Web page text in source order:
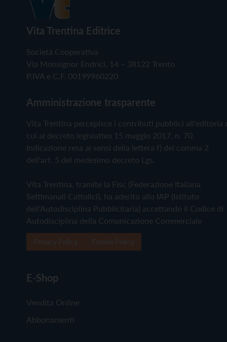
Vita Trentina Editrice
Società Cooperativa
Via Monsignor Endrici, 14 – 38122 Trento
P.IVA e C.F. 00199960220
Amministrazione trasparente
Vita Trentina percepisce i contributi pubblici all'editoria
cui al decreto legislativo 15 maggio 2017, n. 70.
Indicazione resa ai sensi della lettera f) del comma 2
dell'art. 5 del medesimo decreto Lgs.
Vita Trentina, tramite la Fisc (Federazione Italiana
Settimanali Cattolici), ha aderito allo IAP (Istituto
dell'Autodisciplina Pubblicitaria) accettando il Codice di
Autodisciplina della Comunicazione Commerciale
E-Shop
Vendita Online
Abbonamenti